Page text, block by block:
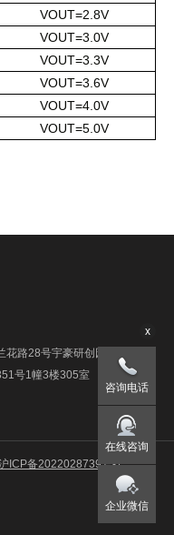
VOUT=2.8V
VOUT=3.0V
VOUT=3.3V
VOUT=3.6V
VOUT=4.0V
VOUT=5.0V
路28号宇豪研创园8号楼
号1幢3楼305室
ICP备2022028739号-1
x
咨询电话
在线咨询
企业微信